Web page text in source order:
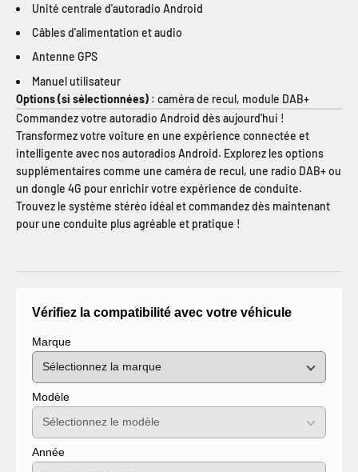
Unité centrale d'autoradio Android
Câbles d'alimentation et audio
Antenne GPS
Manuel utilisateur
Options (si sélectionnées) : caméra de recul, module DAB+
Commandez votre autoradio Android dès aujourd'hui !
Transformez votre voiture en une expérience connectée et
intelligente avec nos autoradios Android. Explorez les options
supplémentaires comme une caméra de recul, une radio DAB+ ou
un dongle 4G pour enrichir votre expérience de conduite.
Trouvez le système stéréo idéal et commandez dès maintenant
pour une conduite plus agréable et pratique !
Vérifiez la compatibilité avec votre véhicule
Marque
Modèle
Année